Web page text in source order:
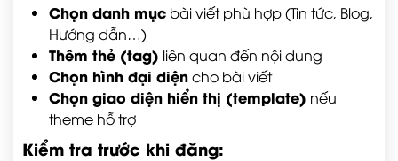
Chọn danh mục bài viết phù hợp (Tin tức, Blog,
Hướng dẫn…)
Thêm thẻ (tag) liên quan đến nội dung
Chọn hình đại diệncho bài viết
Chọn giao diện hiển thị (template) nếu
theme hỗ trợ
Kiểm tra trước khi đăng: